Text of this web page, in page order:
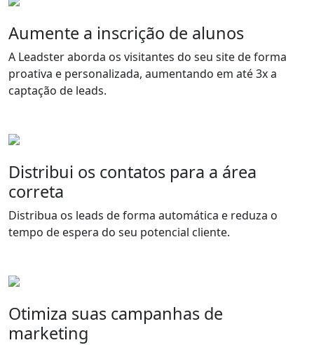
Aumente a inscrição de alunos
A Leadster aborda os visitantes do seu site de forma
proativa e personalizada, aumentando em até 3x a
captação de leads.
Distribui os contatos para a área
correta
Distribua os leads de forma automática e reduza o
tempo de espera do seu potencial cliente.
Otimiza suas campanhas de
marketing